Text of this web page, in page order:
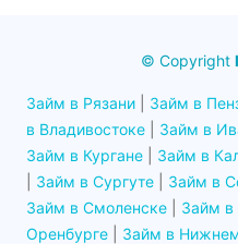
© Copyright
Займ в Рязани Займ в
в Владивостоке
Займ в
Займ в Кургане
Займ в
Займ в Сургуте Займ в
Займ в Смоленске
Займ в
Оренбурге
Займ в